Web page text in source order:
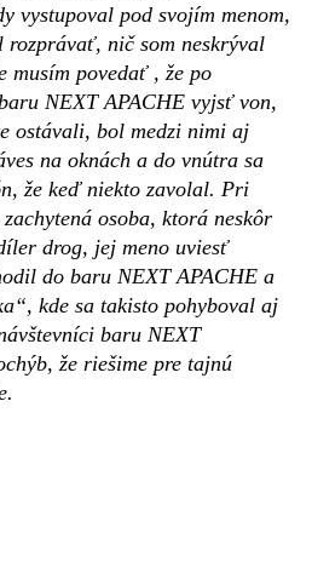
vystupoval pod svojím menom,
rozprávať, nič som neskrýval
musím povedať , že po
NEXT APACHE vyjsť von,
ostávali, bol medzi nimi aj
na oknách a do vnútra sa
že keď niekto zavolal. Pri
osoba, ktorá neskôr
drog, jej meno uviesť
do baru NEXT APACHE a
kde sa takisto pohyboval aj
baru NEXT
že riešime pre tajnú